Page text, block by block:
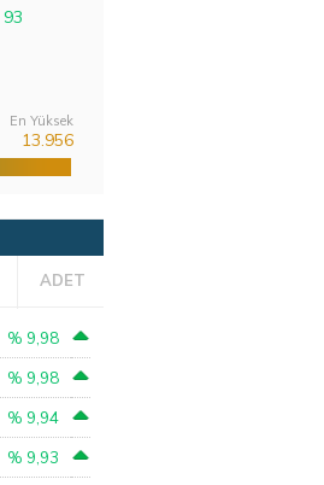
93
En Yüksek
13.956
ADET
% 9,98
% 9,98
% 9,94
% 9,93